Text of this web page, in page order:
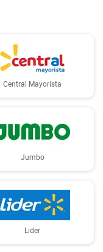
Central Mayorista
Jumbo
Lider